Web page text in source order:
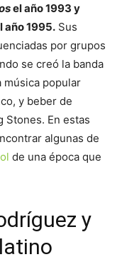
el año 1993 y
año 1995. Sus
por grupos
se creó la banda
música popular
y beber de
Stones. En estas
algunas de
de una época que
y